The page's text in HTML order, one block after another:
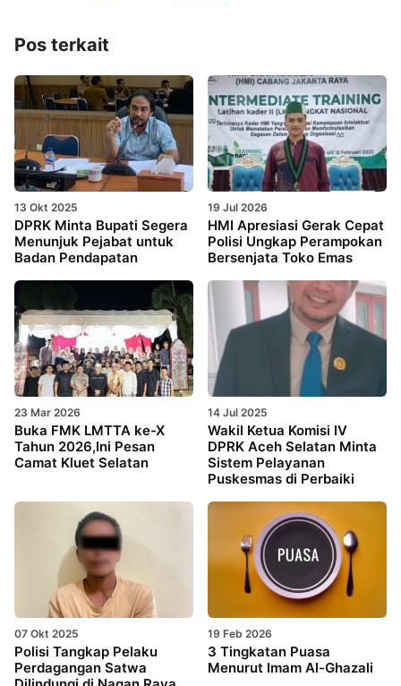
Pos terkait
13 Okt 2025
DPRK Minta Bupati Segera
Menunjuk Pejabat untuk
Badan Pendapatan
19 Jul 2026
HMI Apresiasi Gerak Cepat
Polisi Ungkap Perampokan
Bersenjata Toko Emas
23 Mar 2026
Buka FMK LMTTA ke-X
Tahun 2026,Ini Pesan
Camat Kluet Selatan
14 Jul 2025
Wakil Ketua Komisi IV
DPRK Aceh Selatan Minta
Sistem Pelayanan
Puskesmas di Perbaiki
07 Okt 2025
Polisi Tangkap Pelaku
Perdagangan Satwa
19 Feb 2026
3 Tingkatan Puasa
Menurut Imam Al-Ghazali